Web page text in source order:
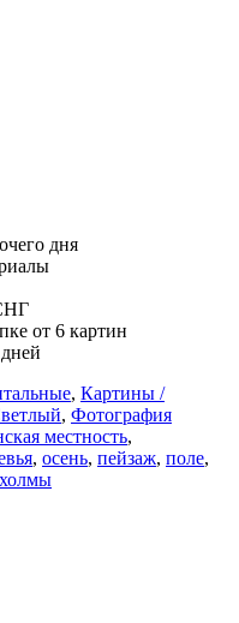
дня
от 6 картин
, Картины /
, Фотография
местность,
, осень, пейзаж, поле,
холмы